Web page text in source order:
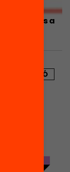
famílies a
PUBLICACIÓ